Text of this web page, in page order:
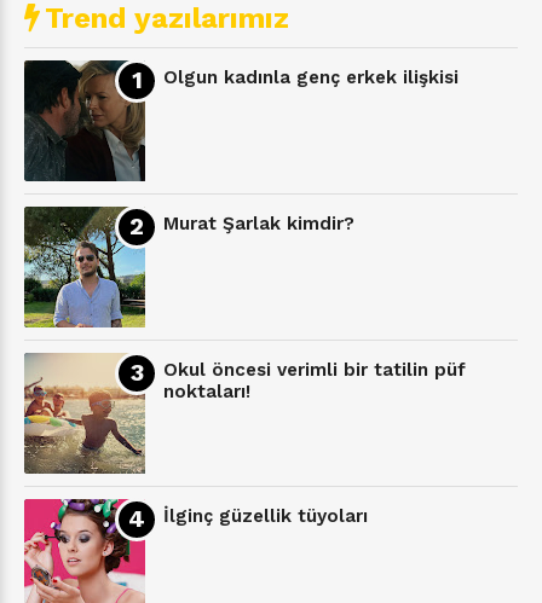
Trend yazılarımız
Olgun kadınla genç erkek ilişkisi
Murat Şarlak kimdir?
Okul öncesi verimli bir tatilin püf
noktaları!
İlginç güzellik tüyoları